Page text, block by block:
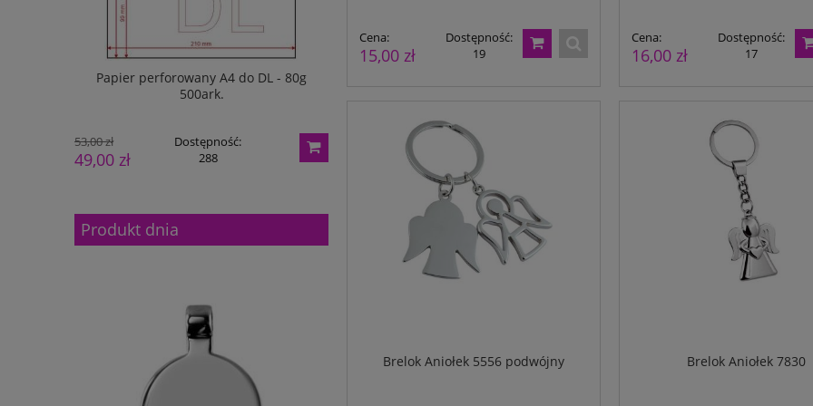
Papier perforowany A4 do DL - 80g
500ark.
53,00 zł
49,00 zł
Dostępność:
288
Dostępność:
Dostępność:
973
Produkt dnia
Cena:
15,00 zł
Dostępność:
19
Cena:
16,00 zł
Dostępność:
17
Brelok Aniołek 5556 podwójny Brelok Aniołek 7830